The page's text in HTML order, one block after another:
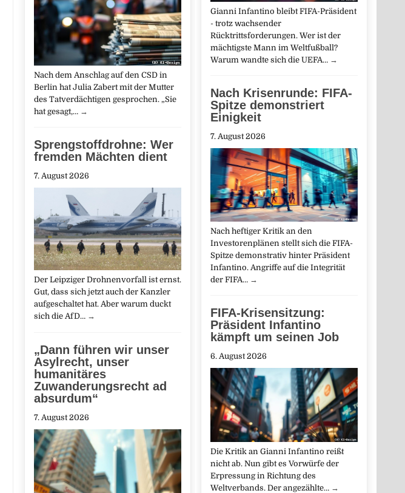
Gianni Infantino bleibt FIFA-Präsident
- trotz wachsender
Rücktrittsforderungen. Wer ist der
mächtigste Mann im Weltfußball?
Warum wandte sich die UEFA… →
Nach Krisenrunde: FIFA-
Spitze demonstriert
Einigkeit
7. August 2026
Nach heftiger Kritik an den
Investorenplänen stellt sich die FIFA-
Spitze demonstrativ hinter Präsident
Infantino. Angriffe auf die Integrität
der FIFA… →
FIFA-Krisensitzung:
Präsident Infantino
kämpft um seinen Job
6. August 2026
Die Kritik an Gianni Infantino reißt
nicht ab. Nun gibt es Vorwürfe der
Erpressung in Richtung des
Weltverbands. Der angezählte… →
Nach dem Anschlag auf den CSD in
Berlin hat Julia Zabert mit der Mutter
des Tatverdächtigen gesprochen. „Sie
hat gesagt,… →
Sprengstoffdrohne: Wer
fremden Mächten dient
7. August 2026
Der Leipziger Drohnenvorfall ist ernst.
Gut, dass sich jetzt auch der Kanzler
aufgeschaltet hat. Aber warum duckt
sich die AfD… →
„Dann führen wir unser
Asylrecht, unser
humanitäres
Zuwanderungsrecht ad
absurdum“
7. August 2026